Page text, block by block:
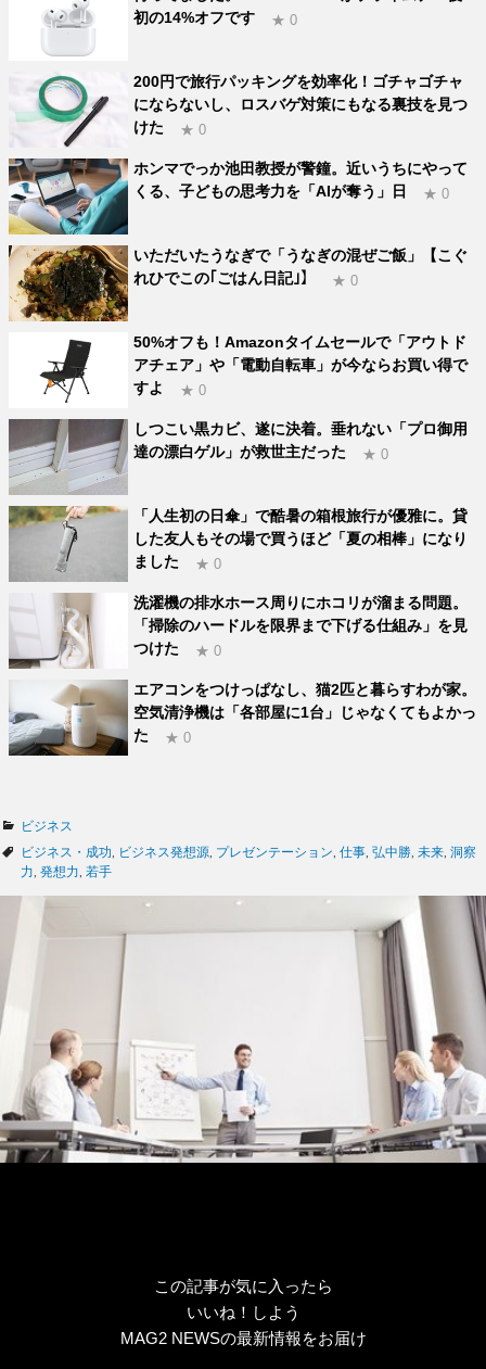
初の14%オフです
★ 0
200円で旅行パッキングを効率化！ゴチャゴチャ
にならないし、ロスバゲ対策にもなる裏技を見つ
けた
★ 0
ホンマでっか池田教授が警鐘。近いうちにやって
くる、子どもの思考力を「AIが奪う」日
★ 0
いただいたうなぎで「うなぎの混ぜご飯」【こぐ
れひでこの｢ごはん日記｣】
★ 0
50%オフも！Amazonタイムセールで「アウトド
アチェア」や「電動自転車」が今ならお買い得で
すよ
★ 0
しつこい黒カビ、遂に決着。垂れない「プロ御用
達の漂白ゲル」が救世主だった
★ 0
「人生初の日傘」で酷暑の箱根旅行が優雅に。貸
した友人もその場で買うほど「夏の相棒」になり
ました
★ 0
洗濯機の排水ホース周りにホコリが溜まる問題。
「掃除のハードルを限界まで下げる仕組み」を見
つけた
★ 0
エアコンをつけっぱなし、猫2匹と暮らすわが家。
空気清浄機は「各部屋に1台」じゃなくてもよかっ
た
★ 0
カ
テ
ゴ
ビジネス
タ
グ
ビジネス・成功 ビジネス発想源 プレゼンテーション 仕事 弘中勝 未来 洞察
力 発想力 若手
この記事が気に入ったら
いいね！しよう
MAG2 NEWSの最新情報をお届け